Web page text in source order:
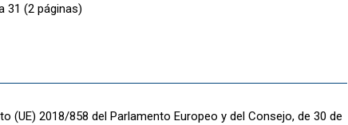
31 (2 páginas)
(UE) 2018/858 del Parlamento Europeo y del Consejo, de 30 de